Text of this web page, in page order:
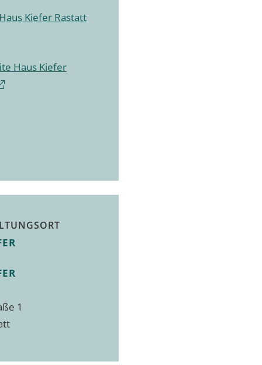
Kiefer Rastatt
Haus Kiefer
1